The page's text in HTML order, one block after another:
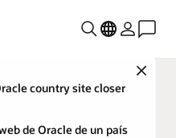
Close
country site closer
de Oracle de un país